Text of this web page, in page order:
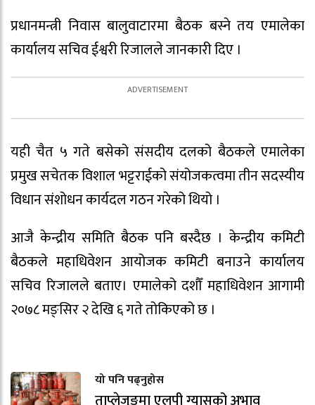
प्रधानमन्त्री निवास बालुवाटारमा बैठक बस्ने तय एमालेका
कार्यालय सचिव ईश्वरी रिजालले जानकारी दिए ।
यही चैत ५ गते बसेको संसदीय दलको बैठकले एमालेका
प्रमुख सचेतक विशाल भट्टराईको संयोजकत्वमा तीन सदस्यीय
विधान संशोधन कार्यदल गठन गरेको थियो ।
आजै केन्द्रीय समिति बैठक पनि बस्दैछ । केन्द्रीय कमिटी
बैठकले महाधिवेशन आयोजक कमिटी बनाउने कार्यालय
सचिव रिजालले बताए। एमालेको दशौँ महाधिवेशन आगामी
२०७८ मङ्सिर २ देखि ६ गते तोकिएको छ ।
यो पनि पढ्नुहोस